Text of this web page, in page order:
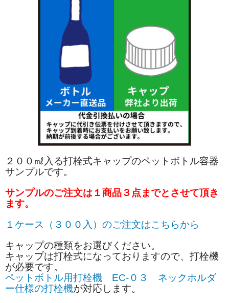
２００㎖入る打栓式キャップのペットボトル容器
サンプルです。
サンプルのご注文は１商品３点までとさせて頂き
ます。
１ケース（３００入）のご注文はこちらから
キャップの種類をお選びください。
キャップは打栓式になっておりますので、打栓機
が必要です。
ペットボトル用打栓機 EC-０３ ネックホルダ
ー仕様の打栓機が対応します。